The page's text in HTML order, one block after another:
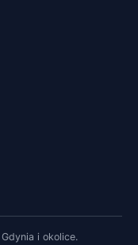
i okolice.